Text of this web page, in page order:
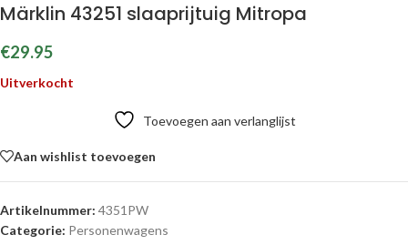
Märklin 43251 slaaprijtuig Mitropa
€29.95
Uitverkocht
Toevoegen aan verlanglijst
Aan wishlist toevoegen
Artikelnummer: 4351PW
Categorie: Personenwagens